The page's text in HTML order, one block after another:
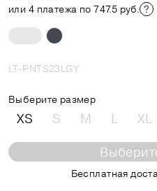
или 4 платежа по 747.5 руб.
LT-PNTS23LGY
Выберите размер
XS S M L XL
Бесплатная